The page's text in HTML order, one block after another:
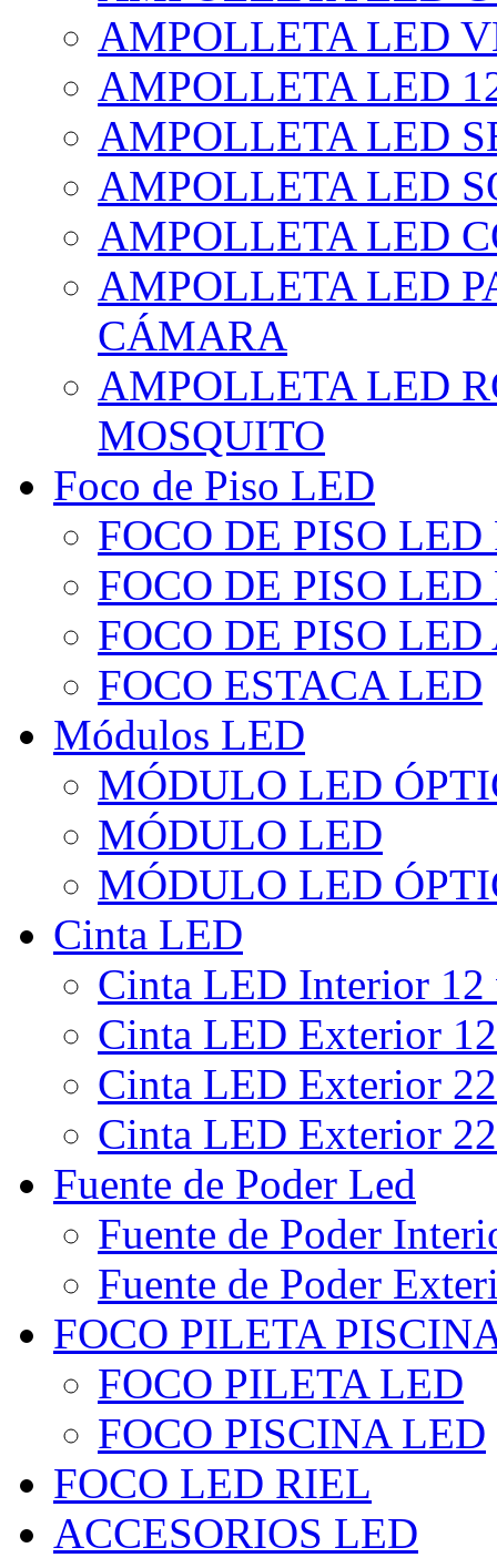
AMPOLLETA LED
AMPOLLETA LED
AMPOLLETA LED
AMPOLLETA LED
AMPOLLETA LED
AMPOLLETA LED
CÁMARA
AMPOLLETA LED
MOSQUITO
Foco de Piso LED
FOCO DE PISO
FOCO DE PISO
FOCO DE PISO
FOCO ESTACA LED
Módulos LED
MÓDULO LED
MÓDULO LED
MÓDULO LED
Cinta LED
Cinta LED Interior
Cinta LED Exterior
Cinta LED Exterior
Cinta LED Exterior
Fuente de Poder Led
Fuente de Poder
Fuente de Poder
FOCO PILETA
FOCO PILETA LED
FOCO PISCINA LED
FOCO LED RIEL
ACCESORIOS LED